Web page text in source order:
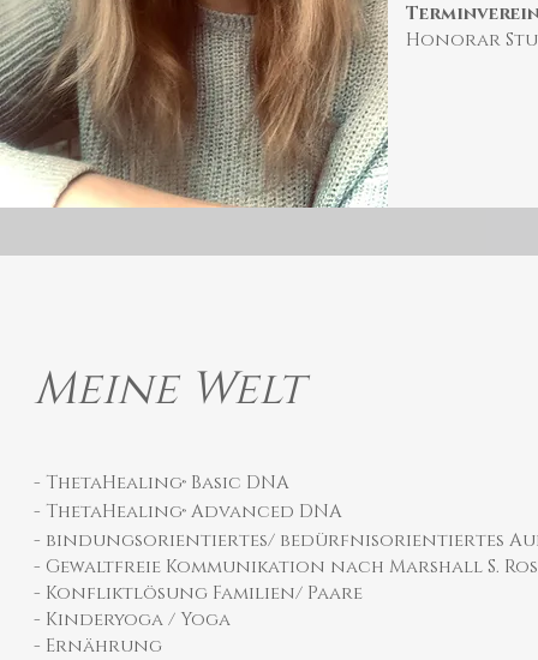
Honorar
Meine Welt
- ThetaHealing®️ Basic DNA
- ThetaHealing®️ Advanced DNA
- bindungsorientiertes/ bedürfnisorientiertes
- Gewaltfreie Kommunikation nach Marshall S.
- Konfliktlösung Familien/ Paare
- Kinderyoga / Yoga
- Ernährung